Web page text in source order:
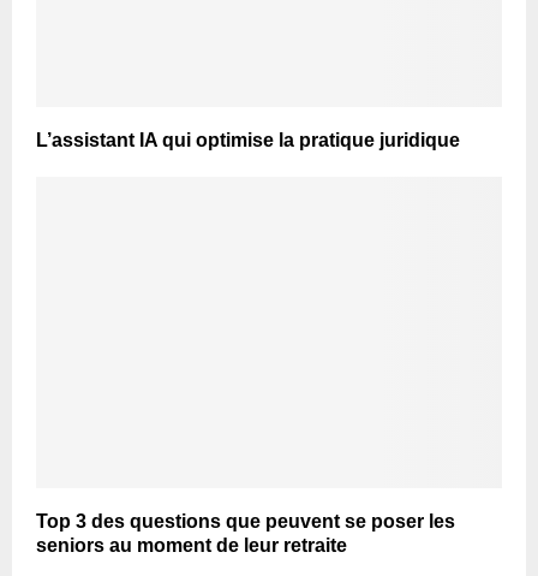
L’assistant IA qui optimise la pratique juridique
Top 3 des questions que peuvent se poser les
seniors au moment de leur retraite